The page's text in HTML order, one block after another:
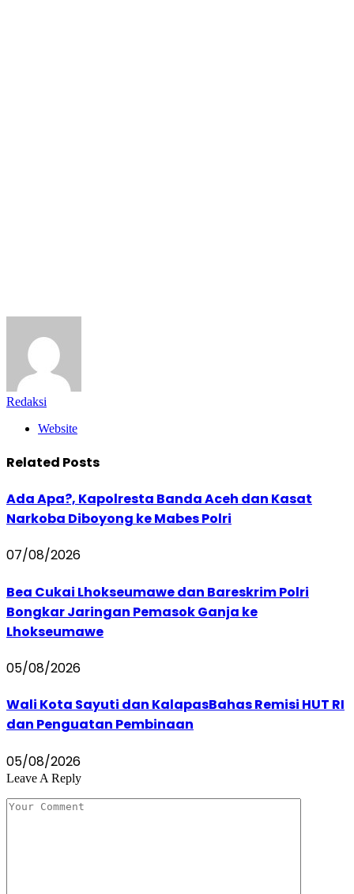
Redaksi
Website
Related Posts
Ada Apa?, Kapolresta Banda Aceh dan Kasat
Narkoba Diboyong ke Mabes Polri
07/08/2026
Bea Cukai Lhokseumawe dan Bareskrim Polri
Bongkar Jaringan Pemasok Ganja ke
Lhokseumawe
05/08/2026
Wali Kota Sayuti dan KalapasBahas Remisi HUT RI
dan Penguatan Pembinaan
05/08/2026
Leave A Reply